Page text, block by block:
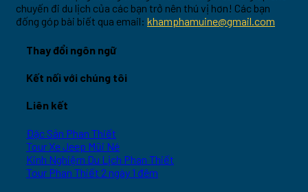
chuyến đi du lịch của các bạn trở nên thú vị hơn! Các bạn
đống góp bài biết qua email: khamphamuine@gmail.com
Thay đổi ngôn ngữ
Kết nối với chúng tôi
Liên kết
Đặc Sản Phan Thiết
Tour Xe Jeep Mũi Né
Kinh Nghiệm Du Lịch Phan Thiết
Tour Phan Thiết 2 ngày 1 đêm